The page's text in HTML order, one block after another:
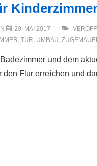
20. MAI 2017
, TÜR, UMBAU,
und dem
den Flur erreichen und